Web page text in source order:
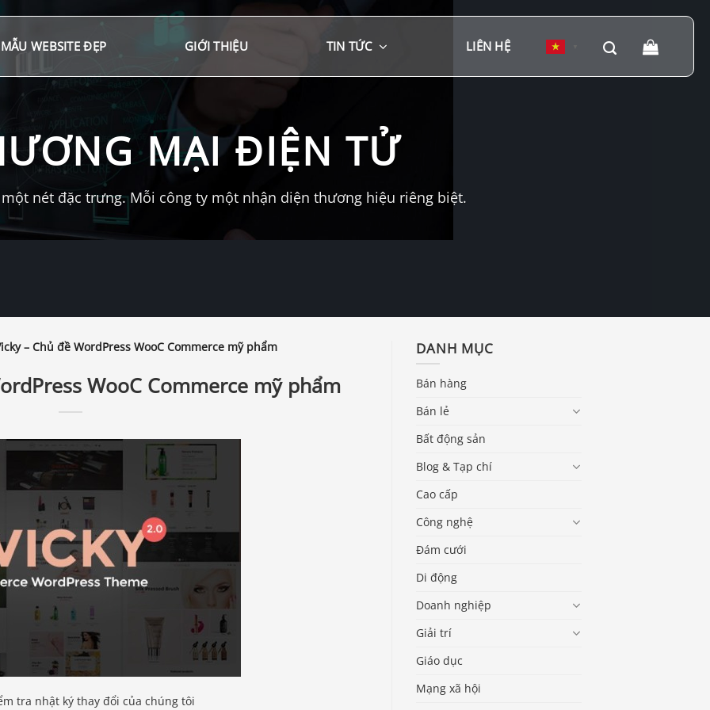
MẪU WEBSITE ĐẸP GIỚI THIỆU TIN TỨC LIÊN HỆ
MẠI ĐIỆN TỬ
nét đặc trưng. Mỗi công ty một nhận diện thương hiệu riêng biệt.
– Chủ đề WordPress WooC Commerce mỹ phẩm
WooC Commerce mỹ phẩm
tra nhật ký thay đổi của chúng tôi
DANH MỤC
Bán hàng
Bán lẻ
Bất động sản
Blog & Tạp chí
Cao cấp
Công nghệ
Đám cưới
Di động
Doanh nghiệp
Giải trí
Giáo dục
Mạng xã hội